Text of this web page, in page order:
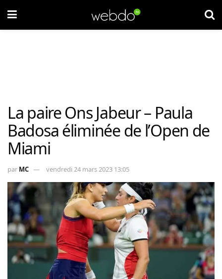
La paire Ons Jabeur – Paula
Badosa éliminée de l’Open de
Miami
par MC vendredi 24 mars 2023 13:05